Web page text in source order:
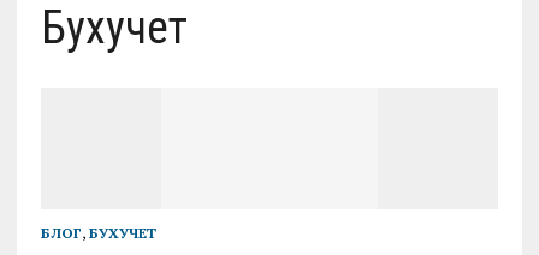
Бухучет
БЛОГ, БУХУЧЕТ